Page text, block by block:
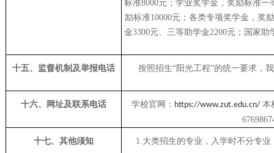
标准8000元；学业奖学金，奖励标准一
励标准10000元；各类专项奖学金，奖
金3300元、三等助学金2200元；国家
十五、监督机制及举报电话 按照招生“阳光工程”的统一要求，
十六、网址及联系电话 学校官网： https://www.zut.edu.cn/ 本
十七、其他须知 1.大类招生的专业，入学时不分专